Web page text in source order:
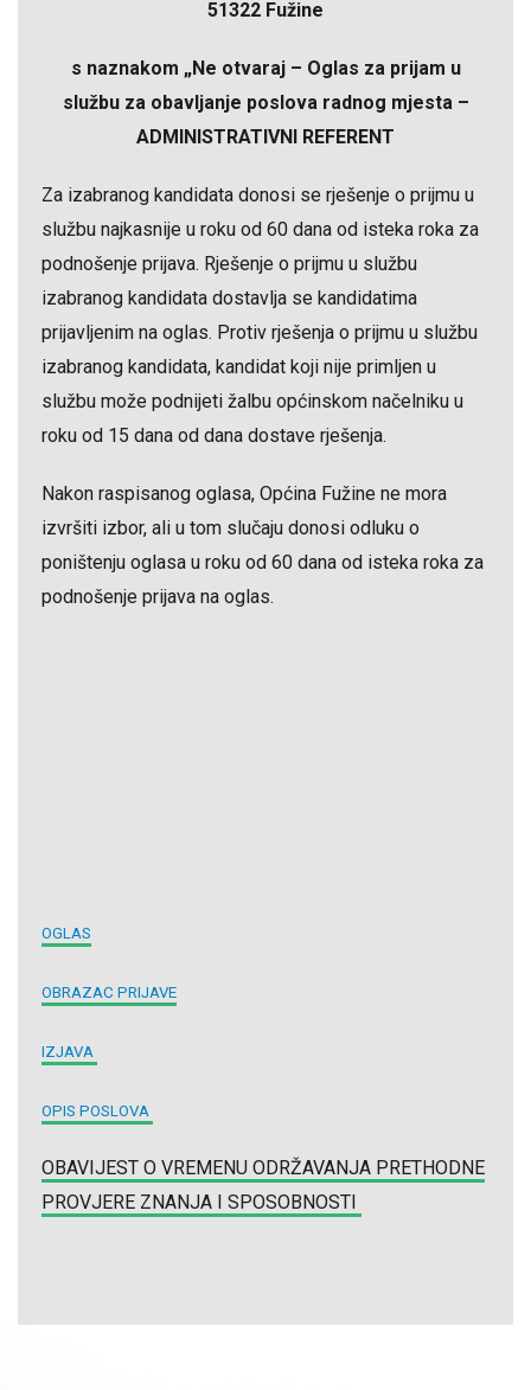
51322 Fužine
s naznakom „Ne otvaraj – Oglas za prijam u
službu za obavljanje poslova radnog mjesta –
ADMINISTRATIVNI REFERENT
Za izabranog kandidata donosi se rješenje o prijmu u
službu najkasnije u roku od 60 dana od isteka roka za
podnošenje prijava. Rješenje o prijmu u službu
izabranog kandidata dostavlja se kandidatima
prijavljenim na oglas. Protiv rješenja o prijmu u službu
izabranog kandidata, kandidat koji nije primljen u
službu može podnijeti žalbu općinskom načelniku u
roku od 15 dana od dana dostave rješenja.
Nakon raspisanog oglasa, Općina Fužine ne mora
izvršiti izbor, ali u tom slučaju donosi odluku o
poništenju oglasa u roku od 60 dana od isteka roka za
podnošenje prijava na oglas.
OGLAS
OBRAZAC PRIJAVE
IZJAVA
OPIS POSLOVA
OBAVIJEST O VREMENU ODRŽAVANJA PRETHODNE
PROVJERE ZNANJA I SPOSOBNOSTI